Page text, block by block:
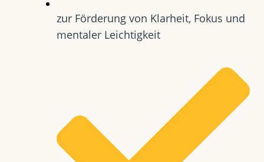
zur Förderung von Klarheit, Fokus und
mentaler Leichtigkeit